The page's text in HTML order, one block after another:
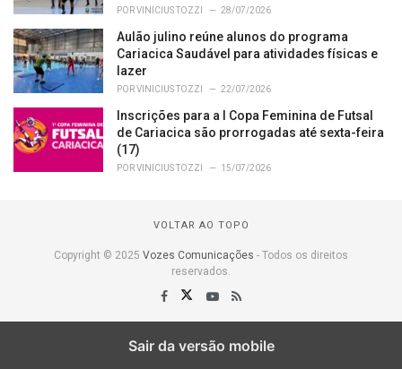
PORVINICIUS TOZZI 28/07/2026
Aulão julino reúne alunos do programa
Cariacica Saudável para atividades físicas e
lazer
PORVINICIUS TOZZI 22/07/2026
Inscrições para a I Copa Feminina de Futsal
de Cariacica são prorrogadas até sexta-feira
(17)
PORVINICIUS TOZZI 15/07/2026
VOLTAR AO TOPO
Copyright © 2025 Vozes Comunicações - Todos os direitos
reservados.
Sair da versão mobile